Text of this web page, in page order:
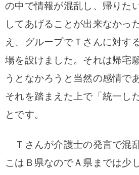
の中で情報が混乱し、帰りた
してあげることが出来なかっ
え、グループでＴさんに対す
場を設けました。それは帰宅
うとなかろうと当然の感情で
それを踏まえた上で「統一し
とです。
Ｔさんが介護士の発言で混
こはＢ県なのでＡ県までは少